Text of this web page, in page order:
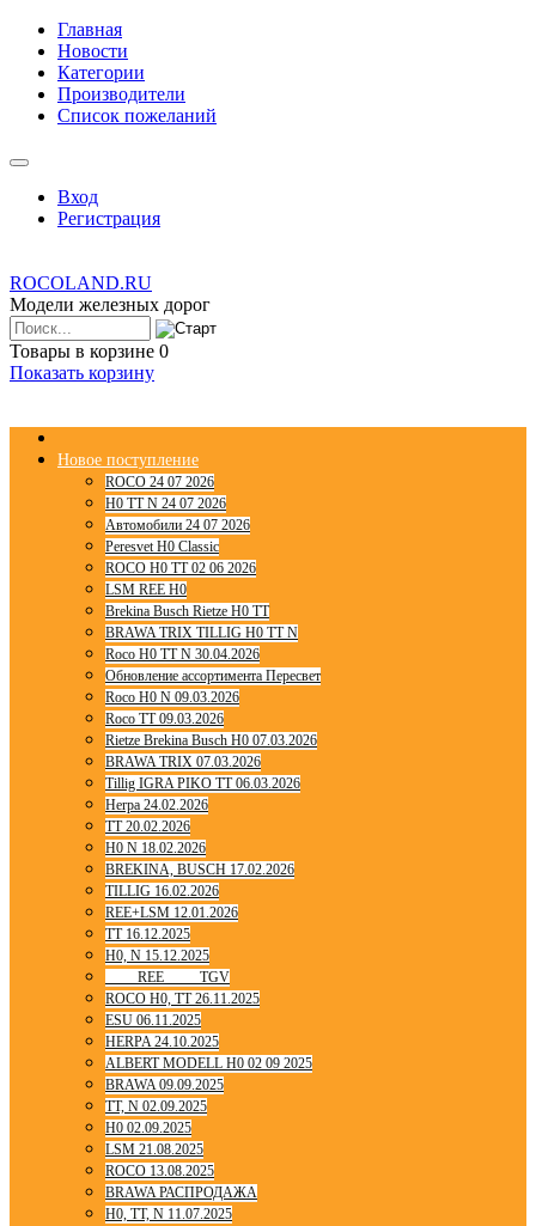
Главная
Новости
Категории
Производители
Список пожеланий
Вход
Регистрация
ROCOLAND.RU
Модели железных дорог
Товары в корзине 0
Показать корзину
Новое поступление
ROCO 24 07 2026
H0 TT N 24 07 2026
Автомобили 24 07 2026
Peresvet H0 Classic
ROCO H0 TT 02 06 2026
LSM REE H0
Brekina Busch Rietze H0 TT
BRAWA TRIX TILLIG H0 TT N
Roco H0 TT N 30.04.2026
Обновление ассортимента Пересвет
Roco H0 N 09.03.2026
Roco TT 09.03.2026
Rietze Brekina Busch H0 07.03.2026
BRAWA TRIX 07.03.2026
Tillig IGRA PIKO TT 06.03.2026
Herpa 24.02.2026
TT 20.02.2026
H0 N 18.02.2026
BREKINA, BUSCH 17.02.2026
TILLIG 16.02.2026
REE+LSM 12.01.2026
TT 16.12.2025
H0, N 15.12.2025
____ REE ____ TGV
ROCO H0, TT 26.11.2025
ESU 06.11.2025
HERPA 24.10.2025
ALBERT MODELL H0 02 09 2025
BRAWA 09.09.2025
TT, N 02.09.2025
H0 02.09.2025
LSM 21.08.2025
ROCO 13.08.2025
BRAWA РАСПРОДАЖА
H0, TT, N 11.07.2025